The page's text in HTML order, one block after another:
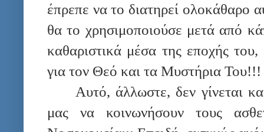
έπρεπε να το διατηρεί ολοκάθαρο
θα το χρησιμοποιούσε μετά από
καθαριστικά μέσα της εποχής
για τον Θεό και τα Μυστήρια Του!!!
Αυτό, άλλωστε, δεν γίνεται
μας να κοινωνήσουν τους